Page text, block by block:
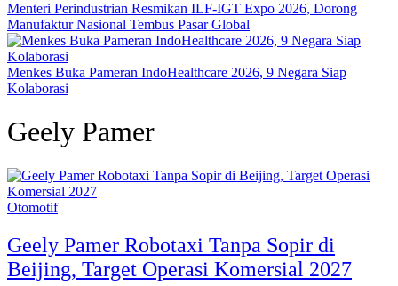
Menteri Perindustrian Resmikan ILF-IGT Expo 2026, Dorong
Manufaktur Nasional Tembus Pasar Global
Menkes Buka Pameran IndoHealthcare 2026, 9 Negara Siap
Kolaborasi
Geely Pamer
Otomotif
Geely Pamer Robotaxi Tanpa Sopir di
Beijing, Target Operasi Komersial 2027